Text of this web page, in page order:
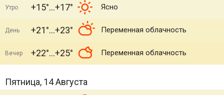
Утро +15° +17° Ясно
День +21° +23° Переменная облачность
Вечер +22° +25° Переменная облачность
Пятница, 14 Августа